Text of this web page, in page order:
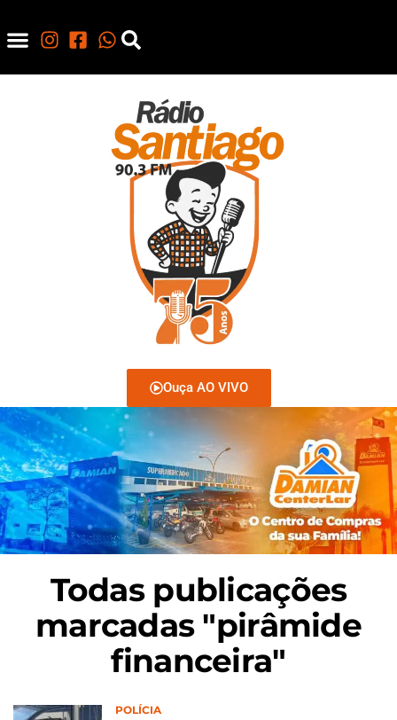
Ouça AO VIVO
Todas publicações
marcadas "pirâmide
financeira"
POLÍCIA